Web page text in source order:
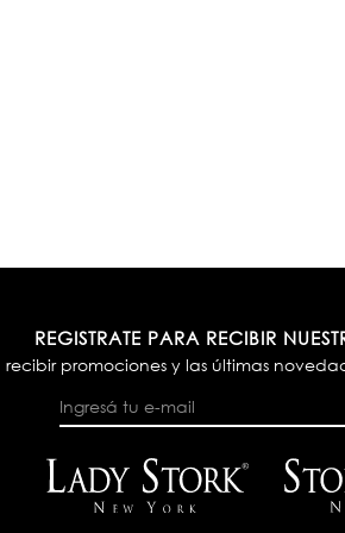
REGISTRATE PARA RECIBIR
recibir promociones y las últimas